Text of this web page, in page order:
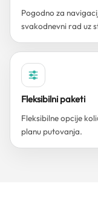
Pogodno za
svakodnevni rad uz
Fleksibilni paketi
Fleksibilne opcije
planu putovanja.